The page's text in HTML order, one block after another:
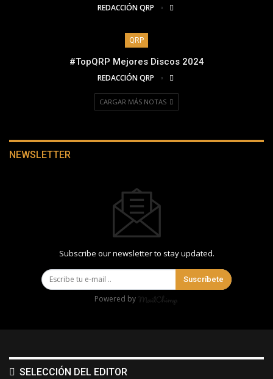
REDACCIÓN QRP
QRP
#TopQRP Mejores Discos 2024
REDACCIÓN QRP
CARGAR MÁS NOTAS
NEWSLETTER
Subscribe our newsletter to stay updated.
Suscríbete
Powered by
SELECCIÓN DEL EDITOR